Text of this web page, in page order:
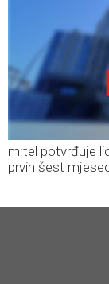
m:tel potvrđuje
prvih šest